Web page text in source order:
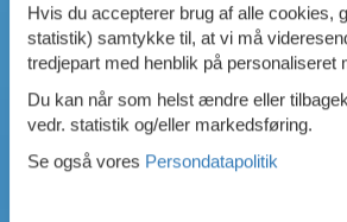
Hvis du accepterer brug af alle cookies,
statistik) samtykke til, at vi må
tredjepart med henblik på personaliseret
Du kan når som helst ændre eller
vedr. statistik og/eller markedsføring.
Se også vores Persondatapolitik